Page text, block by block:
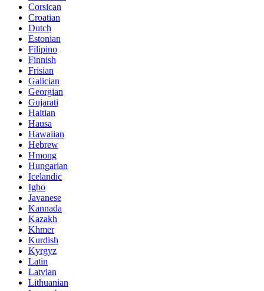
Corsican
Croatian
Dutch
Estonian
Filipino
Finnish
Frisian
Galician
Georgian
Gujarati
Haitian
Hausa
Hawaiian
Hebrew
Hmong
Hungarian
Icelandic
Igbo
Javanese
Kannada
Kazakh
Khmer
Kurdish
Kyrgyz
Latin
Latvian
Lithuanian